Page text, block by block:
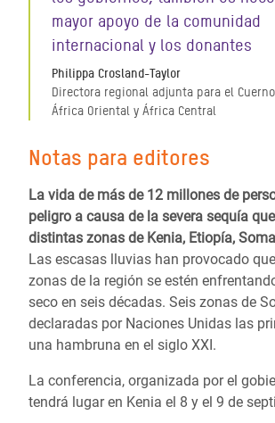
mayor apoyo de la comunidad
internacional y los donantes
Philippa Crosland-Taylor
Directora regional adjunta para el
África Oriental y África Central
Notas para editores
La vida de más de 12 millones de
peligro a causa de la severa sequía
distintas zonas de Kenia, Etiopía,
Las escasas lluvias han provocado
zonas de la región se estén
seco en seis décadas. Seis zonas de
declaradas por Naciones Unidas las
una hambruna en el siglo XXI.
La conferencia, organizada por el
tendrá lugar en Kenia el 8 y el 9 de